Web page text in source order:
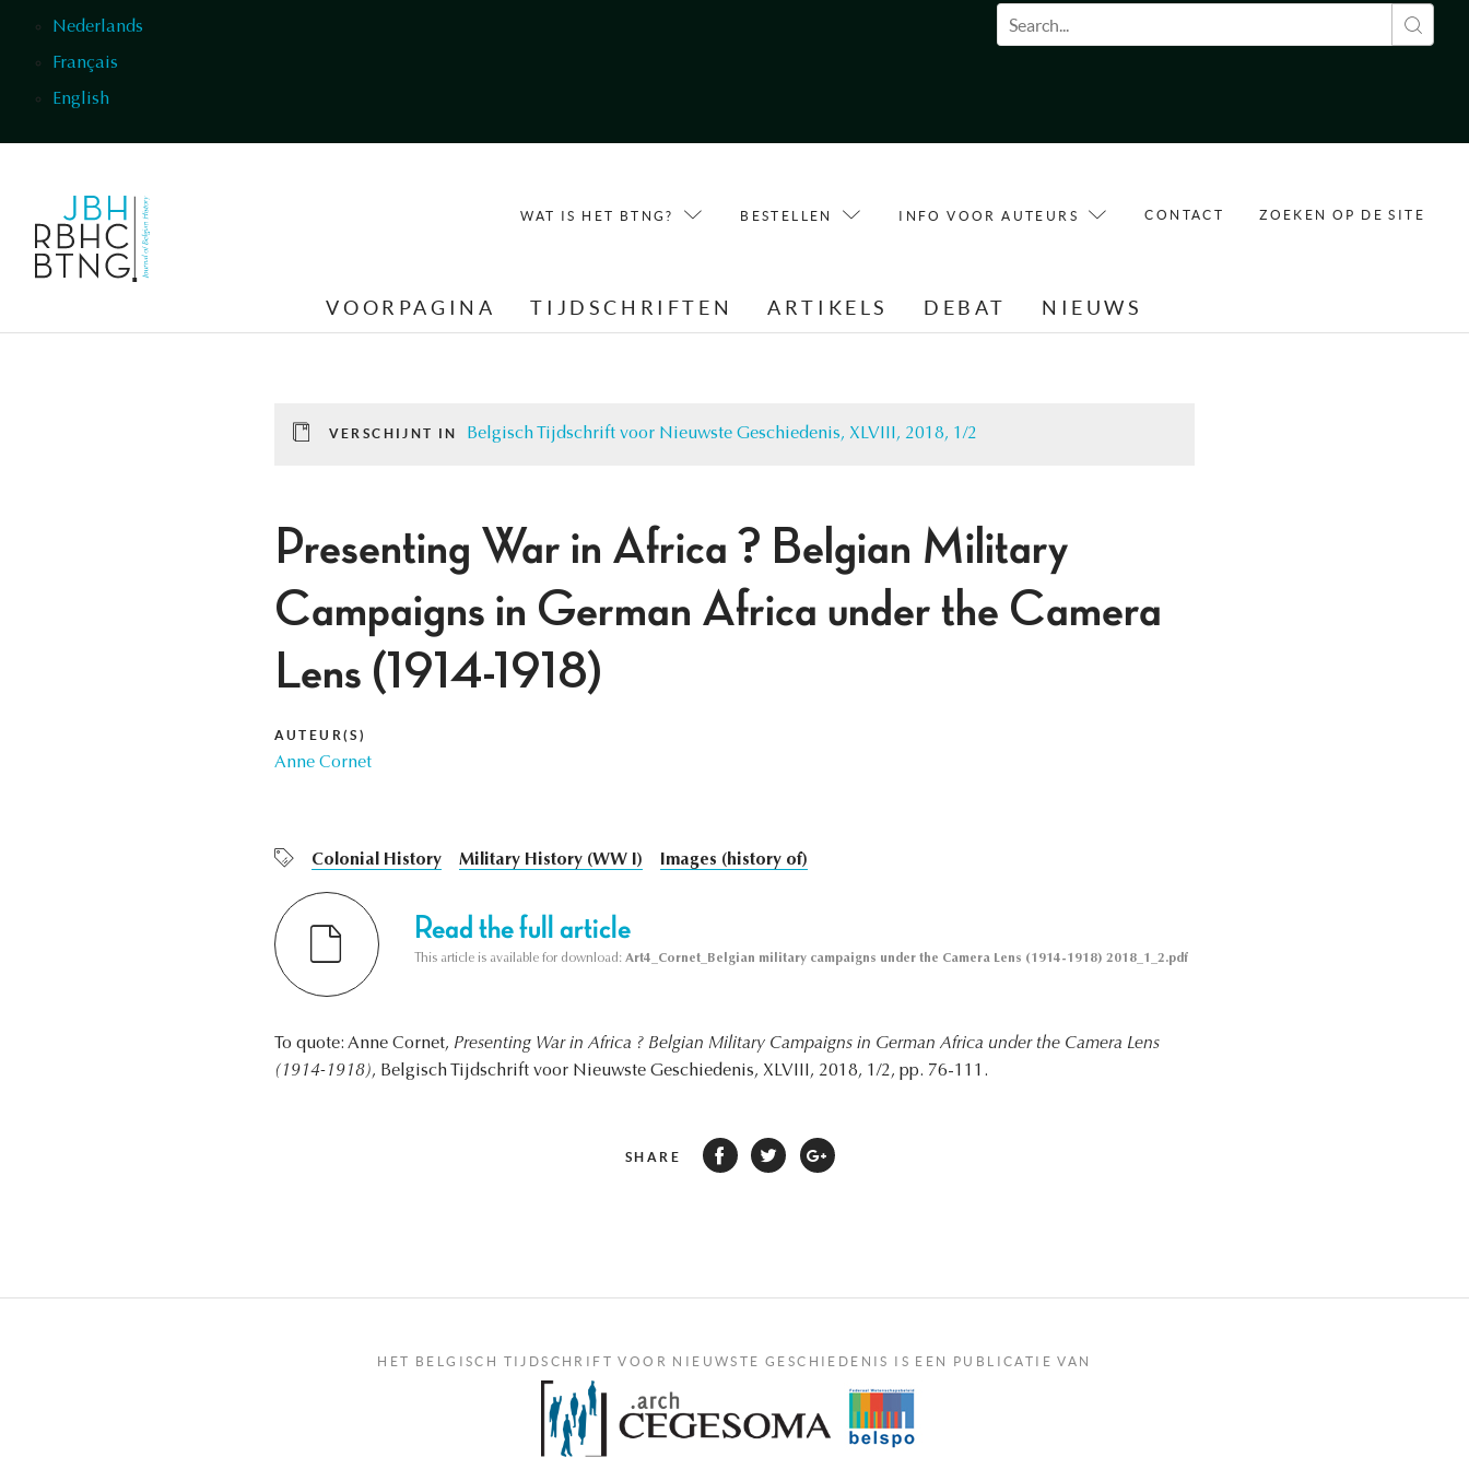
Nederlands
Français
English
Zoekveld
WAT IS HET BTNG? BESTELLEN INFO VOOR AUTEURS CONTACT ZOEKEN OP DE SITE
VOORPAGINA TIJDSCHRIFTEN ARTIKELS DEBAT NIEUWS
VERSCHIJNT IN Belgisch Tijdschrift voor Nieuwste Geschiedenis, XLVIII, 2018, 1/2
Presenting War in Africa ? Belgian Military
Campaigns in German Africa under the Camera
Lens (1914-1918)
AUTEUR(S)
Anne Cornet
Colonial History Military History (WW I) Images (history of)
Read the full article
This article is available for download: Art4_Cornet_Belgian military campaigns under the Camera Lens (1914-1918) 2018_1_2.pdf
To quote: Anne Cornet, Presenting War in Africa ? Belgian Military Campaigns in German Africa under the Camera Lens
(1914-1918), Belgisch Tijdschrift voor Nieuwste Geschiedenis, XLVIII, 2018, 1/2, pp. 76-111.
SHARE
HET BELGISCH TIJDSCHRIFT VOOR NIEUWSTE GESCHIEDENIS IS EEN PUBLICATIE VAN